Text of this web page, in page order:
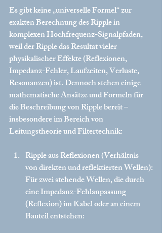
Es gibt keine „universelle Formel“ zur
exakten Berechnung des Ripple in
komplexen Hochfrequenz-Signalpfaden,
weil der Ripple das Resultat vieler
physikalischer Effekte (Reflexionen,
Impedanz-Fehler, Laufzeiten, Verluste,
Resonanzen) ist. Dennoch stehen einige
mathematische Ansätze und Formeln für
die Beschreibung von Ripple bereit –
insbesondere im Bereich von
Leitungstheorie und Filtertechnik:
Ripple aus Reflexionen (Verhältnis
von direkten und reflektierten Wellen):
Für zwei stehende Wellen, die durch
eine Impedanz-Fehlanpassung
(Reflexion) im Kabel oder an einem
Bauteil entstehen: